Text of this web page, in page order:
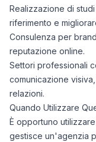
Realizzazione di
riferimento e
Consulenza per
reputazione online.
Settori professionali
comunicazione
relazioni.
Quando Utilizzare
È opportuno utilizzare
gestisce un'agenzia